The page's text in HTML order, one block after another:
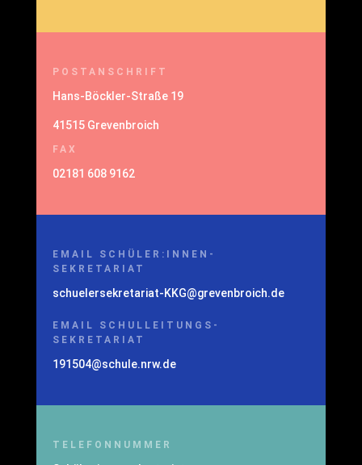
POSTANSCHRIFT
Hans-Böckler-Straße 19
41515 Grevenbroich
FAX
02181 608 9162
EMAIL SCHÜLER:INNEN-
SEKRETARIAT
schuelersekretariat-KKG@grevenbroich.de
EMAIL SCHULLEITUNGS-
SEKRETARIAT
191504@schule.nrw.de
TELEFONNUMMER